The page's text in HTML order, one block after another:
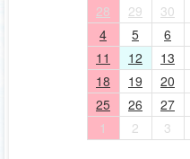
28
29 30
4
5 6
11
12 13
18
19 20
25
26 27
1
2 3